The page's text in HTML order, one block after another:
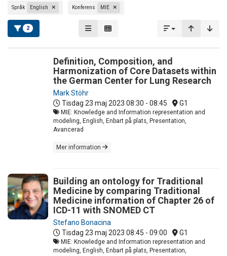
Språk English Konferens MIE
2
Definition, Composition, and
Harmonization of Core Datasets within
the German Center for Lung Research
Mark Stöhr
Tisdag 23 maj 2023 08:30 - 08:45 G1
MIE: Knowledge and Information representation and
modeling, English, Enbart på plats, Presentation,
Avancerad
Mer information
Building an ontology for Traditional
Medicine by comparing Traditional
Medicine information of Chapter 26 of
ICD-11 with SNOMED CT
Stefano Bonacina
Tisdag 23 maj 2023 08:45 - 09:00 G1
MIE: Knowledge and Information representation and
modeling, English, Enbart på plats, Presentation,